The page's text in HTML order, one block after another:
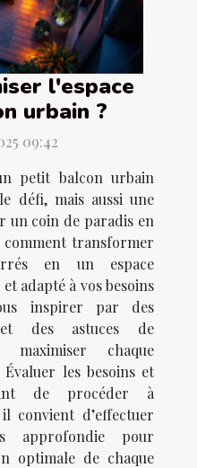
l'espace
urbain ?
09:42
petit balcon urbain
défi, mais aussi une
coin de paradis en
comment transformer
en un espace
adapté à vos besoins
inspirer par des
des astuces de
maximiser chaque
les besoins et
de procéder à
convient d’effectuer
approfondie pour
optimale de chaque